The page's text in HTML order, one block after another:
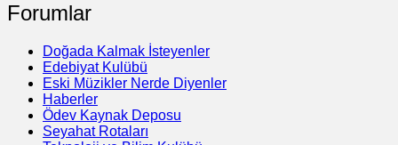
Forumlar
Doğada Kalmak İsteyenler
Edebiyat Kulübü
Eski Müzikler Nerde Diyenler
Haberler
Ödev Kaynak Deposu
Seyahat Rotaları